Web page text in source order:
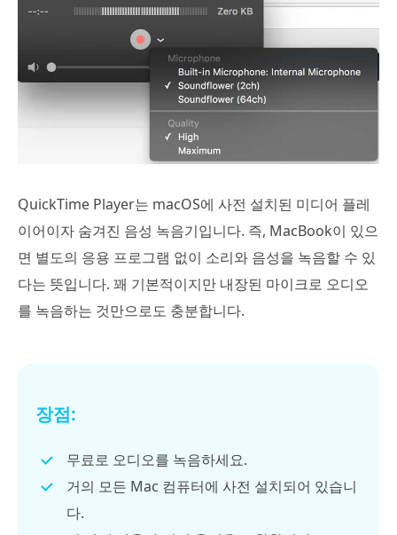
QuickTime Player는 macOS에 사전 설치된 미디어 플레
이어이자 숨겨진 음성 녹음기입니다. 즉, MacBook이 있으
면 별도의 응용 프로그램 없이 소리와 음성을 녹음할 수 있
다는 뜻입니다. 꽤 기본적이지만 내장된 마이크로 오디오
를 녹음하는 것만으로도 충분합니다.
장점:
무료로 오디오를 녹음하세요.
거의 모든 Mac 컴퓨터에 사전 설치되어 있습니
다.